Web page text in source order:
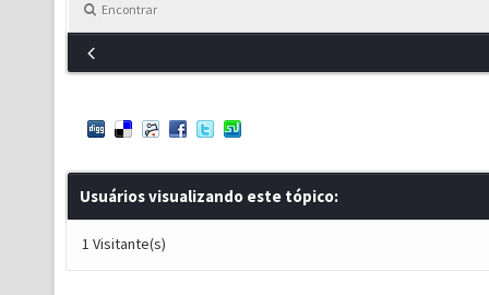
Encontrar
Usuários visualizando este tópico:
1 Visitante(s)